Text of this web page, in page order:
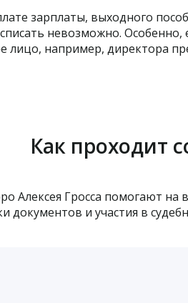
зарплаты, выходного
невозможно. Особенно,
лицо, например, директора
Как проходит
Алексея Гросса помогают на
документов и участия в